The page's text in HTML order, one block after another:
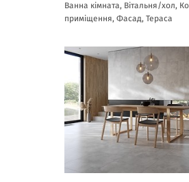
Ванна кімната, Вітальня/хол,
приміщення, Фасад, Тераса